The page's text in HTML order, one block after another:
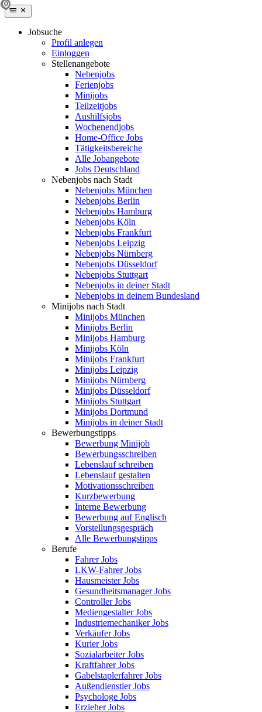
Jobsuche
Profil anlegen
Einloggen
Stellenangebote
Nebenjobs
Ferienjobs
Minijobs
Teilzeitjobs
Aushilfsjobs
Wochenendjobs
Home-Office Jobs
Tätigkeitsbereiche
Alle Jobangebote
Jobs Deutschland
Nebenjobs nach Stadt
Nebenjobs München
Nebenjobs Berlin
Nebenjobs Hamburg
Nebenjobs Köln
Nebenjobs Frankfurt
Nebenjobs Leipzig
Nebenjobs Nürnberg
Nebenjobs Düsseldorf
Nebenjobs Stuttgart
Nebenjobs in deiner Stadt
Nebenjobs in deinem Bundesland
Minijobs nach Stadt
Minijobs München
Minijobs Berlin
Minijobs Hamburg
Minijobs Köln
Minijobs Frankfurt
Minijobs Leipzig
Minijobs Nürnberg
Minijobs Düsseldorf
Minijobs Stuttgart
Minijobs Dortmund
Minijobs in deiner Stadt
Bewerbungstipps
Bewerbung Minijob
Bewerbungsschreiben
Lebenslauf schreiben
Lebenslauf gestalten
Motivationsschreiben
Kurzbewerbung
Interne Bewerbung
Bewerbung auf Englisch
Vorstellungsgespräch
Alle Bewerbungstipps
Berufe
Fahrer Jobs
LKW-Fahrer Jobs
Hausmeister Jobs
Gesundheitsmanager Jobs
Controller Jobs
Mediengestalter Jobs
Industriemechaniker Jobs
Verkäufer Jobs
Kurier Jobs
Sozialarbeiter Jobs
Kraftfahrer Jobs
Gabelstaplerfahrer Jobs
Außendienstler Jobs
Psychologe Jobs
Erzieher Jobs